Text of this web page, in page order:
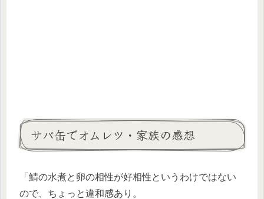
サバ缶でオムレツ・家族の感想
「鯖の水煮と卵の相性が好相性というわけではない
ので、ちょっと違和感あり。